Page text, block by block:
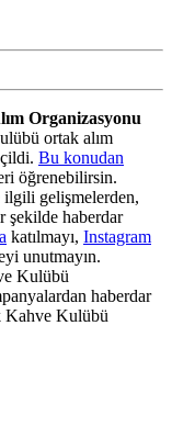
Organizasyonu
ortak alım
Bu konudan
öğrenebilirsin.
gelişmelerden,
şekilde haberdar
katılmayı, Instagram
unutmayın.
Kulübü
haberdar
Kahve Kulübü